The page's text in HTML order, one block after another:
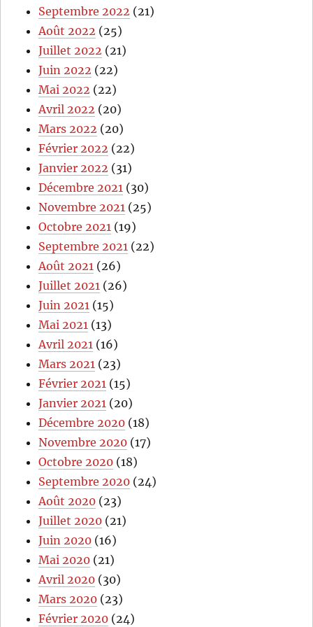
Septembre 2022 (21)
Août 2022 (25)
Juillet 2022 (21)
Juin 2022 (22)
Mai 2022 (22)
Avril 2022 (20)
Mars 2022 (20)
Février 2022 (22)
Janvier 2022 (31)
Décembre 2021 (30)
Novembre 2021 (25)
Octobre 2021 (19)
Septembre 2021 (22)
Août 2021 (26)
Juillet 2021 (26)
Juin 2021 (15)
Mai 2021 (13)
Avril 2021 (16)
Mars 2021 (23)
Février 2021 (15)
Janvier 2021 (20)
Décembre 2020 (18)
Novembre 2020 (17)
Octobre 2020 (18)
Septembre 2020 (24)
Août 2020 (23)
Juillet 2020 (21)
Juin 2020 (16)
Mai 2020 (21)
Avril 2020 (30)
Mars 2020 (23)
Février 2020 (24)